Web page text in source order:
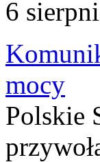
6
mocy
Polskie